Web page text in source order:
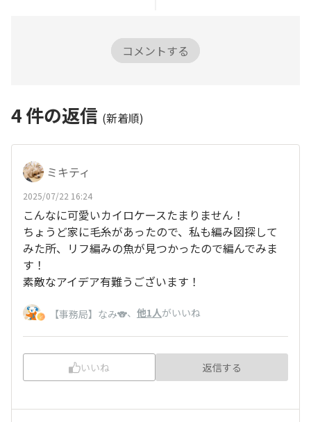
コメントする
4件の返信 (新着順)
ミキティ
2025/07/22 16:24
こんなに可愛いカイロケースたまりません！
ちょうど家に毛糸があったので、私も編み図探して
みた所、リフ編みの魚が見つかったので編んでみま
す！
素敵なアイデア有難うございます！
【事務局】なみ🐨、 他1人がいいね
いいね 返信する